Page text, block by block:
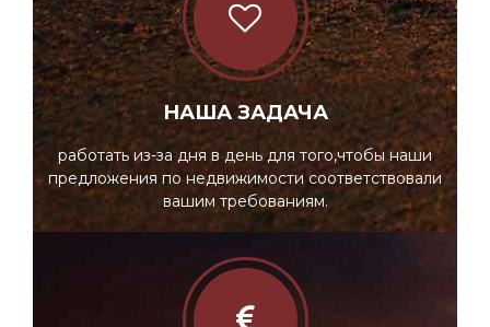
НАША ЗАДАЧА
работать из-за дня в день для того,чтобы наши
предложения по недвижимости соответствовали
вашим требованиям.